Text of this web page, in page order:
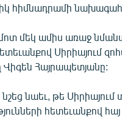
հիմնադրամի
մոտ մեկ ամիս առաջ
Սիրիայում
Վիգեն Հայրապետյանը:
նաեւ, թե Սիրիայում
հետեւանքով